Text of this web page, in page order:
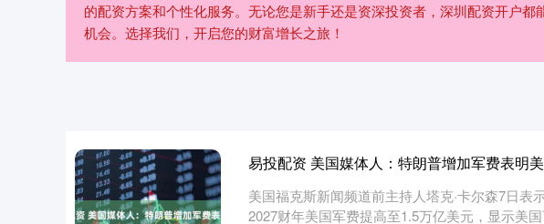
的配资方案和个性化服务。无论您是新手还是资深投资者，深圳配资开户
机会。选择我们，开启您的财富增长之旅！
易投配资 美国媒体人：特朗普增加军费表明
美国福克斯新闻频道前主持人塔克·卡尔森7日表
2027财年美国军费提高至1.5万亿美元，显示美